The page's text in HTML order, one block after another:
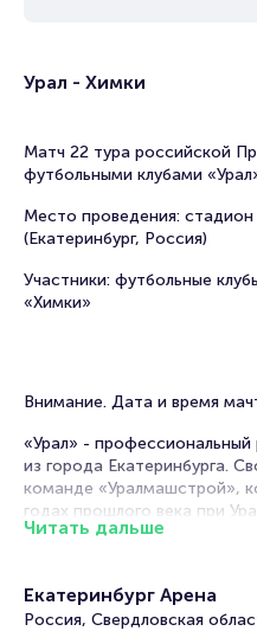
Урал - Химки
Матч 22 тура российской
футбольными клубами
Место проведения: стадион
(Екатеринбург, Россия)
Участники: футбольные
«Химки»
Внимание. Дата и время
«Урал» -
из города Екатеринбурга.
команде «Уралмашстрой»,
годах прошлого века при
машиностроения. Из-за
становился победителем
же истории «Урал»
Читать дальше
Екатеринбург Арена
Россия, Свердловская